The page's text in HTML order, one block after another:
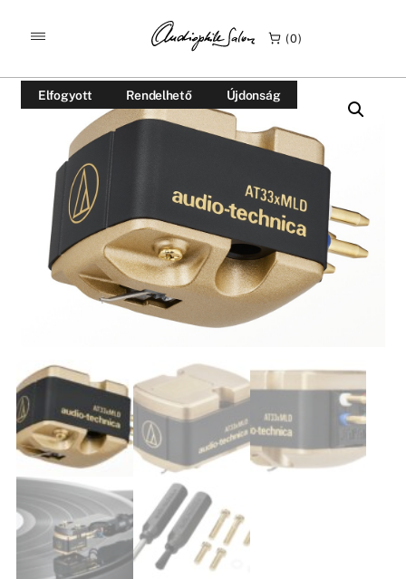
0
KEZDŐLAP TERMÉKEK
/
AUDIO TECHNICA AT33XMLD MC HANGSZEDŐ
Elfogyott Rendelhető Újdonság